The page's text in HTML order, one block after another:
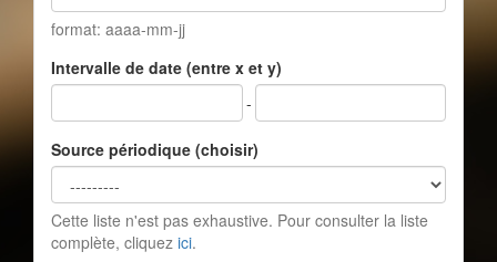
format: aaaa-mm-jj
Intervalle de date (entre x et y)
-
Source périodique (choisir)
Cette liste n'est pas exhaustive. Pour consulter la liste
complète, cliquez ici.